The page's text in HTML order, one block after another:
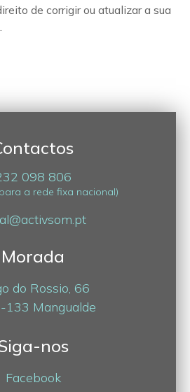
de corrigir ou atualizar a sua
098 806
a rede fixa nacional)
Morada
do Rossio, 66
133 Mangualde
nos
Facebook